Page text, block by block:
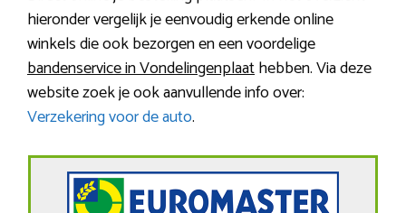
hieronder vergelijk je eenvoudig erkende online
winkels die ook bezorgen en een voordelige
bandenservice in Vondelingenplaathebben. Via deze
website zoek je ook aanvullende info over:
Verzekering voor de auto.